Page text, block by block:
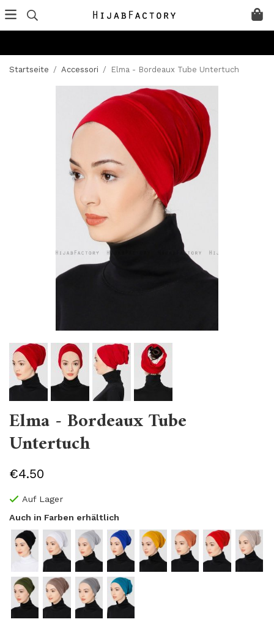
Startseite / Accessori / Elma - Bordeaux Tube Untertuch
Elma - Bordeaux Tube
Untertuch
€4.50
Auf Lager
Auch in Farben erhältlich